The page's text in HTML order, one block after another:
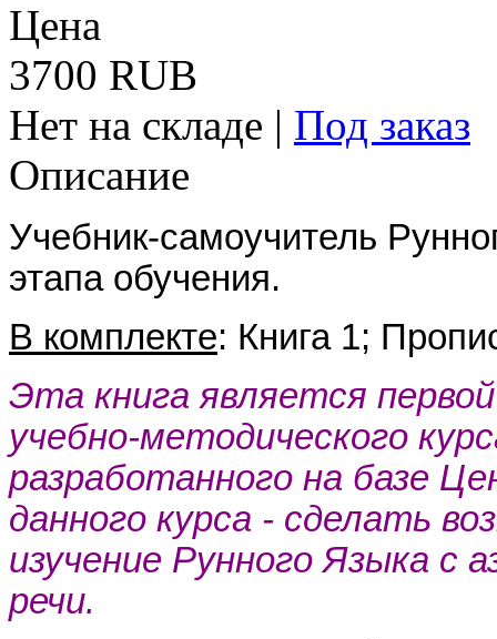
Цена
3700 RUB
Нет на складе | Под заказ
Описание
Учебник-самоучитель
этапа обучения.
В комплекте: Книга 1;
Эта книга является
учебно-методического
разработанного на базе
данного курса - сделать
изучение Рунного Языка с
речи.